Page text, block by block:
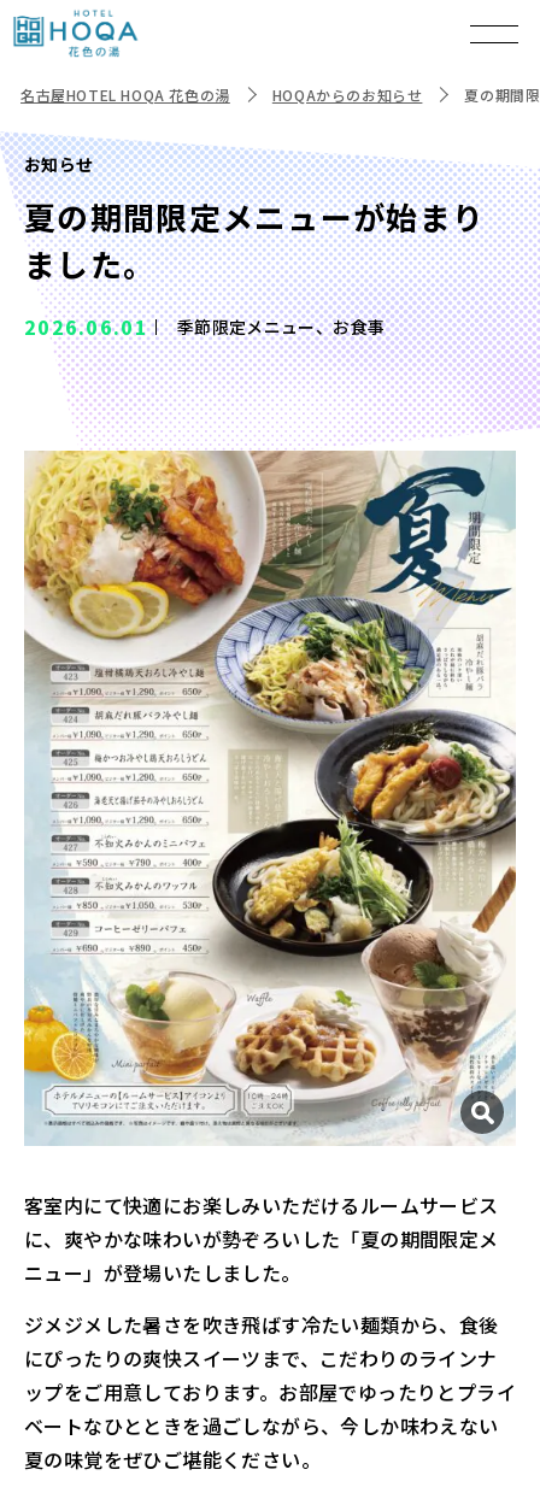
名古屋HOTEL HOQA 花色の湯 HOQAからのお知らせ 夏の期間
お知らせ
夏の期間限定メニューが始まり
ました。
2026.06.01 季節限定メニュー、お食事
客室内にて快適にお楽しみいただけるルームサービス
に、爽やかな味わいが勢ぞろいした「夏の期間限定メ
ニュー」が登場いたしました。
ジメジメした暑さを吹き飛ばす冷たい麺類から、食後
にぴったりの爽快スイーツまで、こだわりのラインナ
ップをご用意しております。お部屋でゆったりとプライ
ベートなひとときを過ごしながら、今しか味わえない
夏の味覚をぜひご堪能ください。